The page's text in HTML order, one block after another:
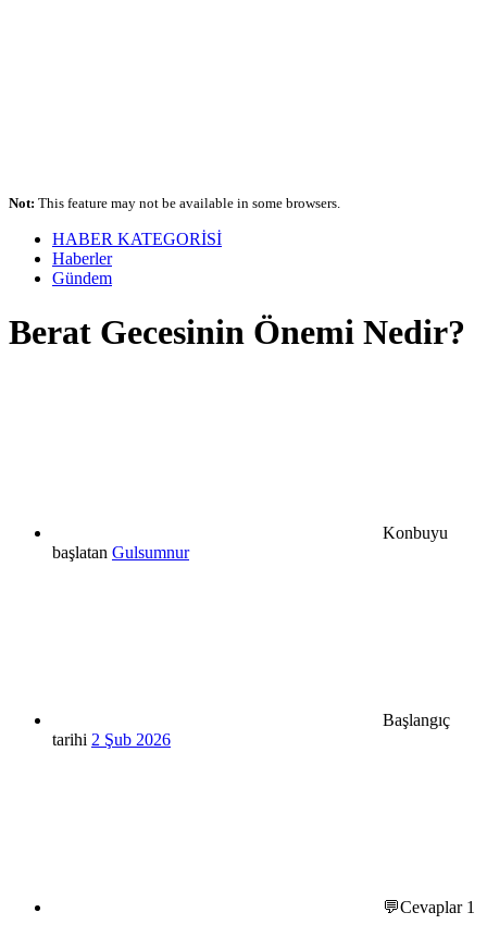
Not: This feature may not be available in some browsers.
HABER KATEGORİSİ
Haberler
Gündem
Berat Gecesinin Önemi Nedir?
Konbuyu
başlatan Gulsumnur
Başlangıç
tarihi 2 Şub 2026
💬Cevaplar1